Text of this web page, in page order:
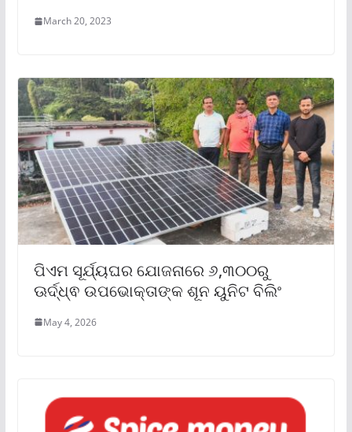
March 20, 2023
ପିଏମ ସୂର୍ଯ୍ୟଘର ଯୋଜନାରେ ୬,୩୦୦ରୁ
ଊର୍ଦ୍ଧ୍ଵ ଉପଭୋକ୍ତାଙ୍କ ଶୂନ ୟୁନିଟ ବିଲିଂ
May 4, 2026